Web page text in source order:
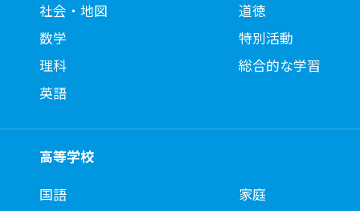
社会・地図
数学
理科
英語
道徳
特別活動
総合的な学習
高等学校
国語
家庭